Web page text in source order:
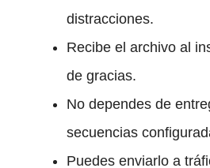
distracciones.
Recibe el archivo al
de gracias.
No dependes de
secuencias
Puedes enviarlo a